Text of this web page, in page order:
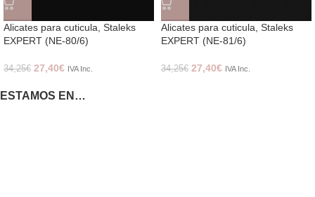
Alicates para cuticula, Staleks
EXPERT (NE-80/6)
34,25€ 27,40€ IVA Inc.
Alicates para cuticula, Staleks
EXPERT (NE-81/6)
34,25€ 27,40€ IVA Inc.
ESTAMOS EN…